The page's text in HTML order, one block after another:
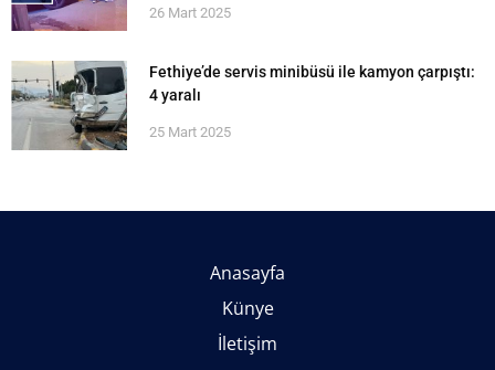
26 Mart 2025
Fethiye’de servis minibüsü ile kamyon çarpıştı:
4 yaralı
25 Mart 2025
Anasayfa
Künye
İletişim